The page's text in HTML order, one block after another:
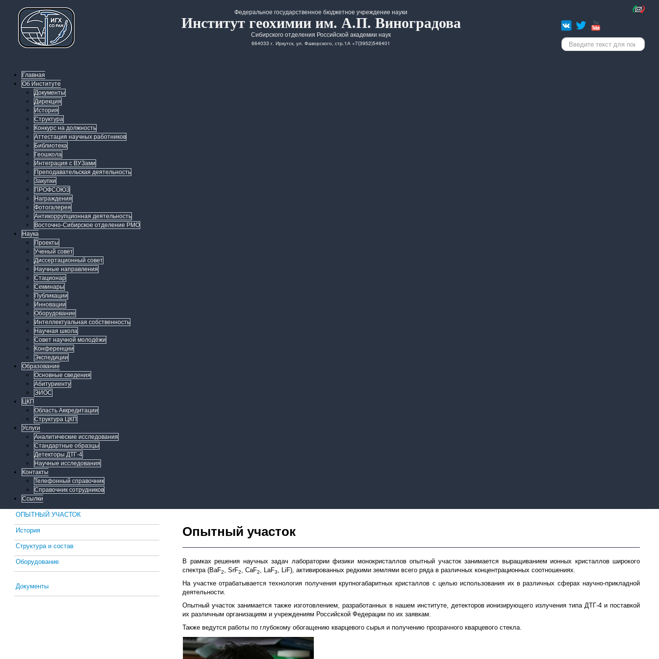
Федеральное государственное бюджетное учреждение науки
Институт геохимии им. А.П. Виноградова
Сибирского отделения Российской академии наук
664033 г. Иркутск, ул. Фаворского, стр.1А +7(3952)546401 Искать...
Главная
Об Институте
Документы
Дирекция
История
Структура
Конкурс на должность
Аттестация научных работников
Библиотека
Геошкола
Интеграция с ВУЗами
Преподавательская деятельность
Закупки
ПРОФСОЮЗ
Награждения
Фотогалерея
Антикоррупционная деятельность
Восточно-Сибирское отделение РМО
Наука
Проекты
Ученый совет
Диссертационный совет
Научные направления
Стационар
Семинары
Публикации
Инновации
Оборудование
Интеллектуальная собственность
Научная школа
Совет научной молодёжи
Конференции
Экспедиции
Образование
Основные сведения
Абитуриенту
ЭИОС
ЦКП
Область Аккредитации
Структура ЦКП
Услуги
Аналитические исследования
Стандартные образцы
Детекторы ДТГ-4
Научные исследования
Контакты
Телефонный справочник
Справочник сотрудников
Ссылки
ОПЫТНЫЙ УЧАСТОК
История
Структура и состав
Оборудование
Документы
Опытный участок
В рамках решения научных задач лаборатории физики монокристаллов опытный участок занимается выращиванием ионных кристаллов широкого
спектра (BaF2, SrF2, CaF2, LaF3, LiF), активированных редкими землями всего ряда в различных концентрационных соотношениях.
На участке отрабатывается технология получения крупногабаритных кристаллов с целью использования их в различных сферах научно-прикладной
деятельности.
Опытный участок занимается также изготовлением, разработанных в нашем институте, детекторов ионизирующего излучения типа ДТГ-4 и поставкой
их различным организациям и учреждениям Российской Федерации по их заявкам.
Также ведутся работы по глубокому обогащению кварцевого сырья и получению прозрачного кварцевого стекла.